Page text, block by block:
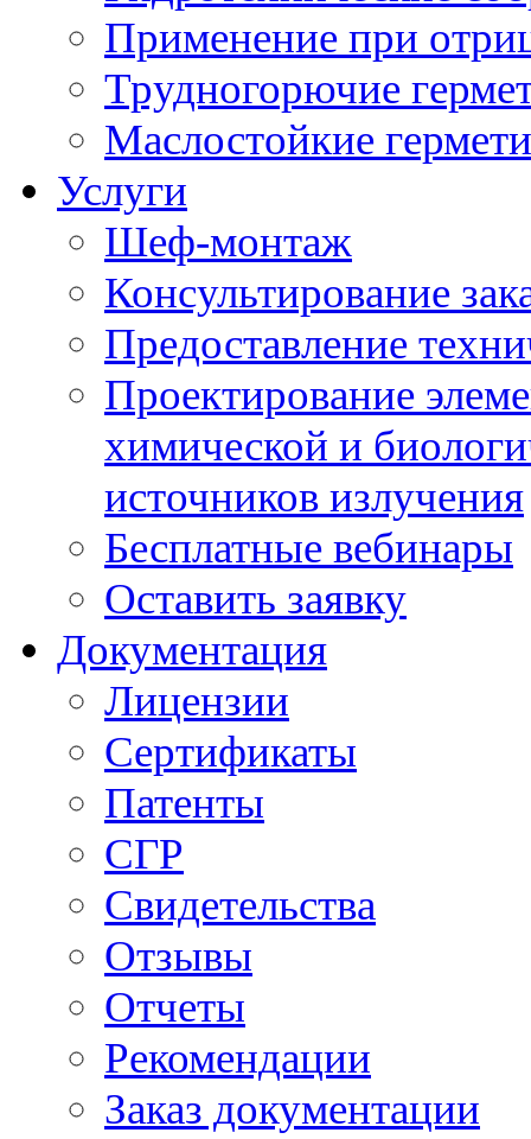
Применение при
Трудногорючие
Маслостойкие
Услуги
Шеф-монтаж
Консультирование
Предоставление
Проектирование
химической и
источников излучения
Бесплатные вебинары
Оставить заявку
Документация
Лицензии
Сертификаты
Патенты
СГР
Свидетельства
Отзывы
Отчеты
Рекомендации
Заказ документации